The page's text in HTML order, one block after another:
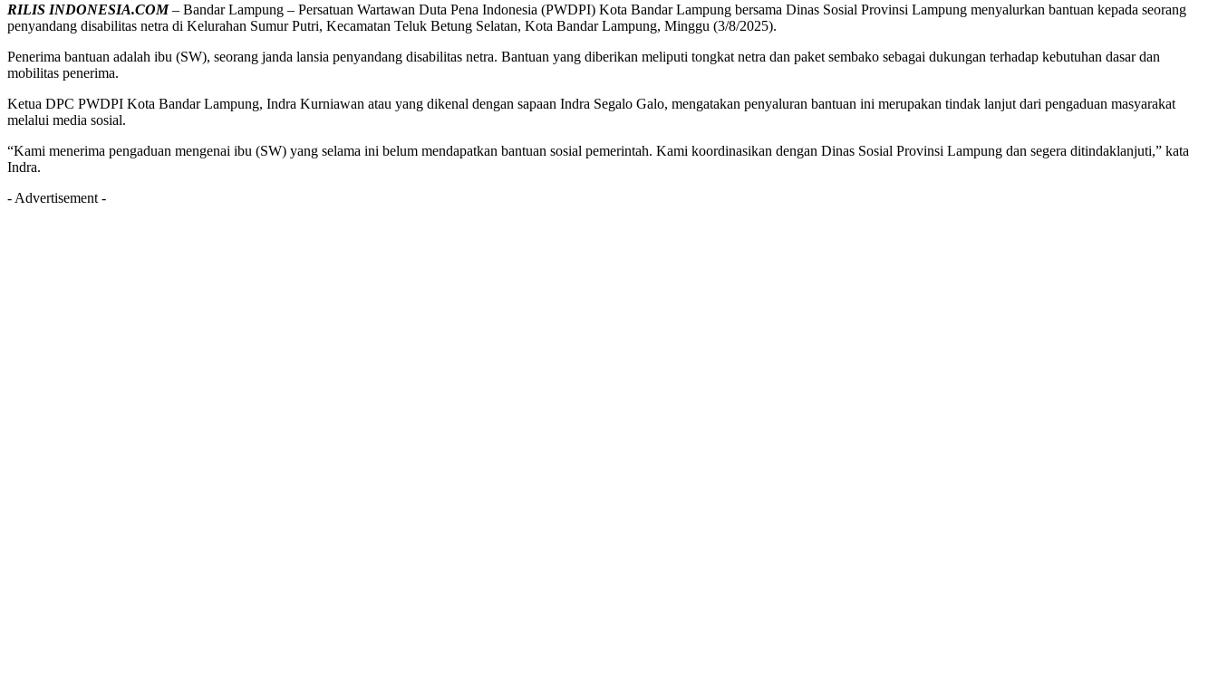
RILIS INDONESIA.COM– Bandar Lampung – Persatuan Wartawan Duta Pena Indonesia (PWDPI) Kota Bandar Lampung bersama Dinas Sosial Provinsi Lampung menyalurkan bantuan kepada seorang
penyandang disabilitas netra di Kelurahan Sumur Putri, Kecamatan Teluk Betung Selatan, Kota Bandar Lampung, Minggu (3/8/2025).
Penerima bantuan adalah ibu (SW), seorang janda lansia penyandang disabilitas netra. Bantuan yang diberikan meliputi tongkat netra dan paket sembako sebagai dukungan terhadap kebutuhan dasar dan
mobilitas penerima.
Ketua DPC PWDPI Kota Bandar Lampung, Indra Kurniawan atau yang dikenal dengan sapaan Indra Segalo Galo, mengatakan penyaluran bantuan ini merupakan tindak lanjut dari pengaduan masyarakat
melalui media sosial.
“Kami menerima pengaduan mengenai ibu (SW) yang selama ini belum mendapatkan bantuan sosial pemerintah. Kami koordinasikan dengan Dinas Sosial Provinsi Lampung dan segera ditindaklanjuti,” kata
Indra.
- Advertisement -